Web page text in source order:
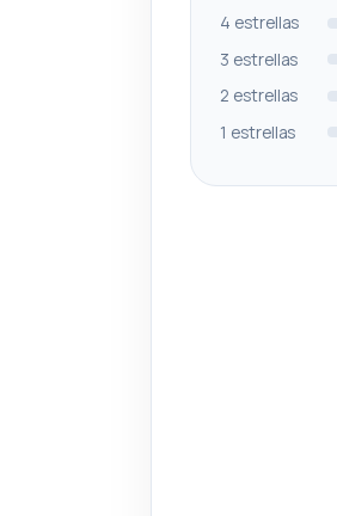
4 estrellas
3 estrellas
2 estrellas
1 estrellas